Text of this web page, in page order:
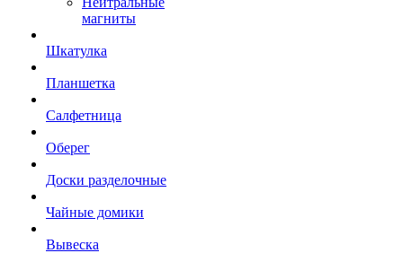
магниты
Шкатулка
Планшетка
Салфетница
Оберег
Доски разделочные
Чайные домики
Вывеска